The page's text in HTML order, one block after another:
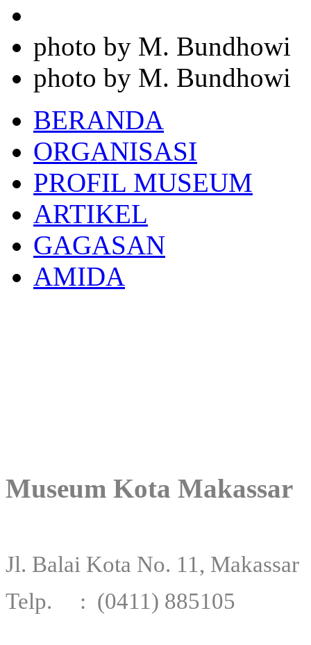
photo by M. Bundhowi
photo by M. Bundhowi
BERANDA
ORGANISASI
PROFIL MUSEUM
ARTIKEL
GAGASAN
AMIDA
Museum Kota Makassar
Jl. Balai Kota No. 11, Makassar
Telp. : (0411)